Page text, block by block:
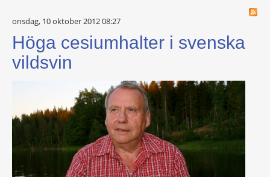
onsdag, 10 oktober 2012 08:27
Höga cesiumhalter i svenska
vildsvin